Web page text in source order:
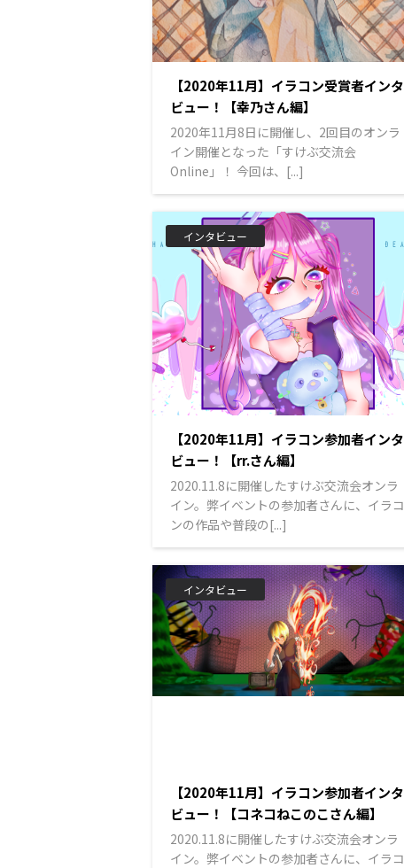
【2020年11月】イラコン受賞者インタ
ビュー！【幸乃さん編】
2020年11月8日に開催し、2回目のオンラ
イン開催となった「すけぶ交流会
Online」！ 今回は、[...]
インタビュー
【2020年11月】イラコン参加者インタ
ビュー！【rr.さん編】
2020.11.8に開催したすけぶ交流会オンラ
イン。弊イベントの参加者さんに、イラコ
ンの作品や普段の[...]
インタビュー
【2020年11月】イラコン参加者インタ
ビュー！【コネコねこのこさん編】
2020.11.8に開催したすけぶ交流会オンラ
イン。弊イベントの参加者さんに、イラコ